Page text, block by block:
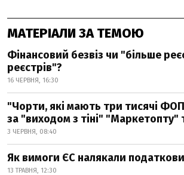
МАТЕРІАЛИ ЗА ТЕМОЮ
Фінансовий безвіз чи "більше
реєстрів"?
16 ЧЕРВНЯ, 16:30
"Чорти, які мають три тисячі
за "виходом з тіні" "Маркетопту"
3 ЧЕРВНЯ, 08:40
Як вимоги ЄС налякали
13 ТРАВНЯ, 12:30